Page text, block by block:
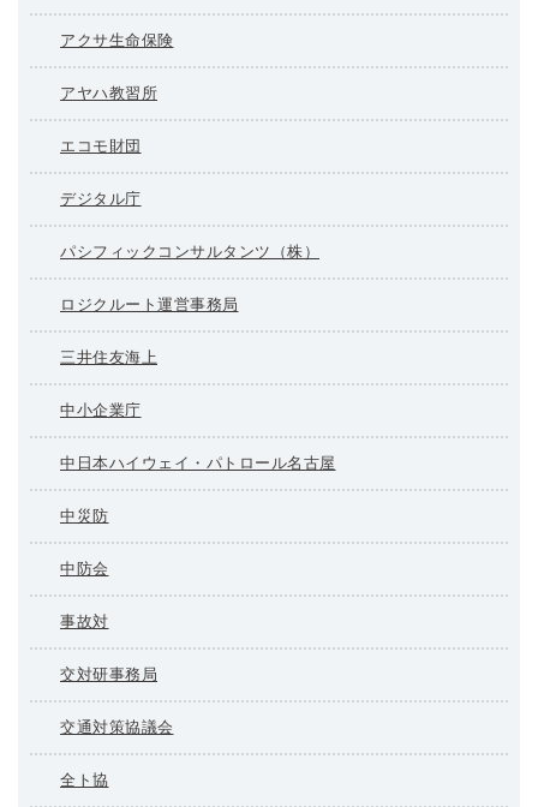
アクサ生命保険
アヤハ教習所
エコモ財団
デジタル庁
パシフィックコンサルタンツ（株）
ロジクルート運営事務局
三井住友海上
中小企業庁
中日本ハイウェイ・パトロール名古屋
中災防
中防会
事故対
交対研事務局
交通対策協議会
全ト協